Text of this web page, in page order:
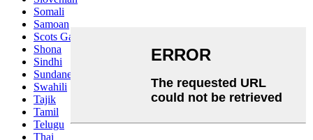
Somali
Samoan
Scots Gaelic
Shona
Sindhi
Sundanese
Swahili
Tajik
Tamil
Telugu
Thai